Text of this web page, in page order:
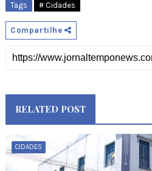
Tags # Cidades
Compartilhe
RELATED POST
CIDADES